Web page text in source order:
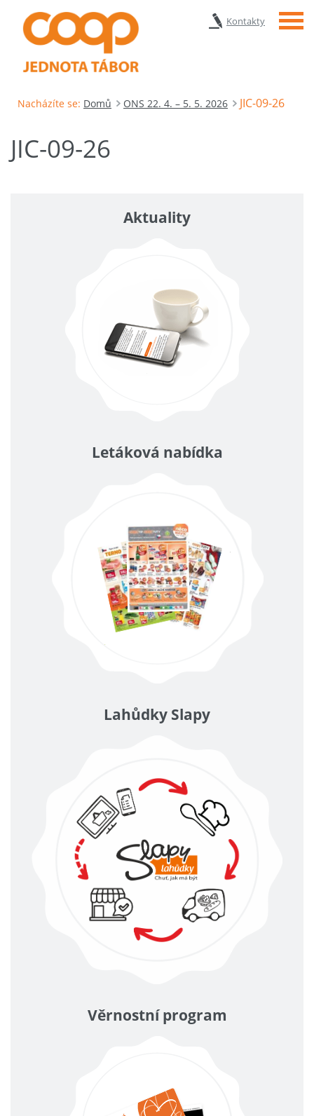
Kontakty Menu
Nacházíte se: Domů ONS 22. 4. – 5. 5. 2026 JIC-09-26
JIC-09-26
Aktuality
Letáková nabídka
Lahůdky Slapy
Věrnostní program